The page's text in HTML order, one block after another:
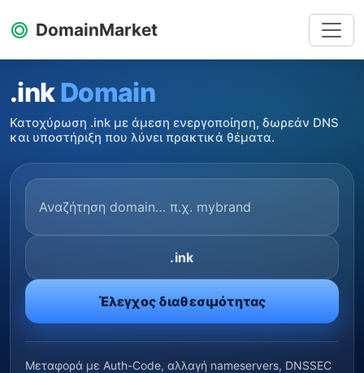
DomainMarket
.inkDomain
Κατοχύρωση .ink με άμεση ενεργοποίηση, δωρεάν DNS
και υποστήριξη που λύνει πρακτικά θέματα.
.ink
Έλεγχος διαθεσιμότητας
Μεταφορά με Auth-Code, αλλαγή nameservers, DNSSEC